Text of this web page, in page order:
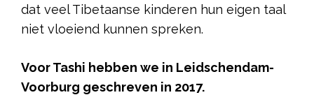
dat veel Tibetaanse kinderen hun eigen taal
niet vloeiend kunnen spreken.
Voor Tashi hebben we in Leidschendam-
Voorburg geschreven in 2017.